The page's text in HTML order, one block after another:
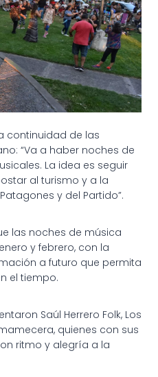
continuidad de las
“Va a haber noches de
La idea es seguir
al turismo y a la
y del Partido”.
las noches de música
y febrero, con la
a futuro que permita
el tiempo.
Saúl Herrero Folk, Los
quienes con sus
ritmo y alegría a la